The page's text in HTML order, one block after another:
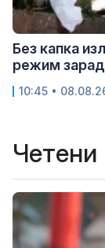
Без капка
режим
10:45 •
Четени